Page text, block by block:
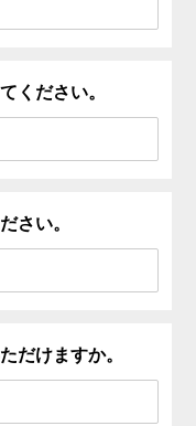
ください。
さい。
だけますか。